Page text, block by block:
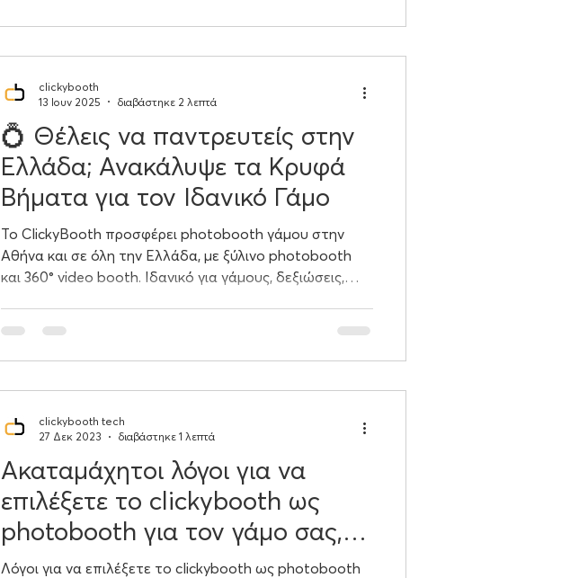
που ξεχωρίζουν για την αισθητική και την ποιότητά
💍 Θέλεις να παντρευτείς στην
Ελλάδα; Ανακάλυψε τα Κρυφά
Βήματα για τον Ιδανικό Γάμο
Το ClickyBooth προσφέρει photobooth γάμου στην
Αθήνα και σε όλη την Ελλάδα, με ξύλινο photobooth
και 360° video booth. Ιδανικό για γάμους, δεξιώσεις,
επιλογή για φωτογράφιση εκδηλώσεων με στυλ και fun!
clickybooth
13 Ιουν 2025
διαβάστηκε 2 λεπτά
Ακαταμάχητοι λόγοι για να
επιλέξετε το clickybooth ως
photobooth για τον γάμο σας,η
το event σας
Λόγοι για να επιλέξετε το clickybooth ως photobooth
clickybooth tech
27 Δεκ 2023
διαβάστηκε 1 λεπτά